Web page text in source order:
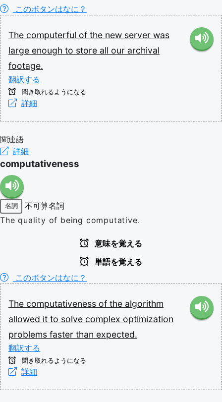
このボタンはなに？
The computerful of the new server was
large enough to store all our archival
footage.
翻訳する
聞き取れるようになる
詳細
関連語
詳細
computativeness
名詞
不可算名詞
The quality of being computative.
意味を覚える
単語を覚える
このボタンはなに？
The computativeness of the algorithm
allowed it to solve complex optimization
problems faster than expected.
翻訳する
聞き取れるようになる
詳細